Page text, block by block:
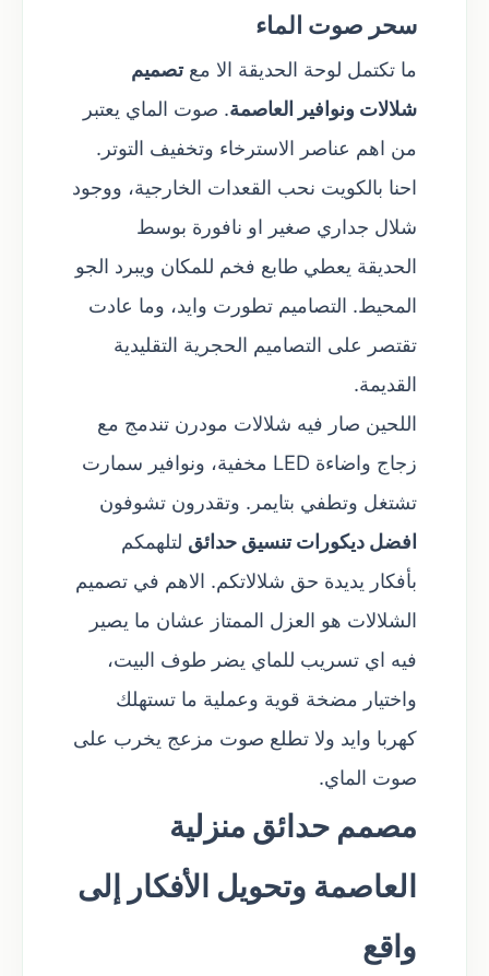
سحر صوت الماء
ما تكتمل لوحة الحديقة الا معتصميم
شلالات ونوافير العاصمة. صوت الماي يعتبر
من اهم عناصر الاسترخاء وتخفيف التوتر.
احنا بالكويت نحب القعدات الخارجية، ووجود
شلال جداري صغير او نافورة بوسط
الحديقة يعطي طابع فخم للمكان ويبرد الجو
المحيط. التصاميم تطورت وايد، وما عادت
تقتصر على التصاميم الحجرية التقليدية
القديمة.
اللحين صار فيه شلالات مودرن تندمج مع
زجاج واضاءة LED مخفية، ونوافير سمارت
تشتغل وتطفي بتايمر. وتقدرون تشوفون
افضل ديكورات تنسيق حدائق لتلهمكم
بأفكار يديدة حق شلالاتكم. الاهم في تصميم
الشلالات هو العزل الممتاز عشان ما يصير
فيه اي تسريب للماي يضر طوف البيت،
واختيار مضخة قوية وعملية ما تستهلك
كهربا وايد ولا تطلع صوت مزعج يخرب على
صوت الماي.
مصمم حدائق منزلية
العاصمة وتحويل الأفكار إلى
واقع